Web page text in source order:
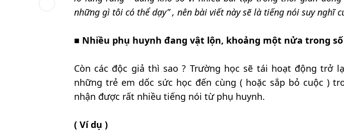
những gì tôi có thể dạy” , nên bài viết này sẽ là tiếng nói suy nghĩ
■ Nhiều phụ huynh đang vật lộn, khoảng một nửa trong
Còn các độc giả thì sao ? Trường học sẽ tái hoạt động trở
những trẻ em dốc sức học đến cùng ( hoặc sắp bỏ cuộc )
nhận được rất nhiều tiếng nói từ phụ huynh.
( Ví dụ )